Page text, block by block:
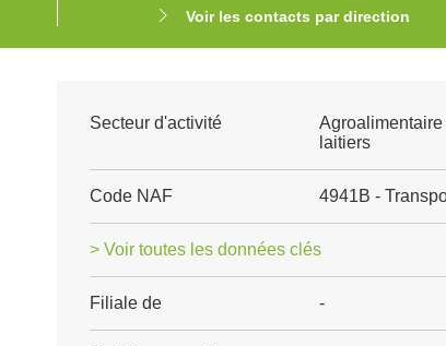
Voir les contacts par direction
Secteur d'activité
Agroalimentaire
laitiers
Code NAF 4941B -
> Voir toutes les données clés
Filiale de -